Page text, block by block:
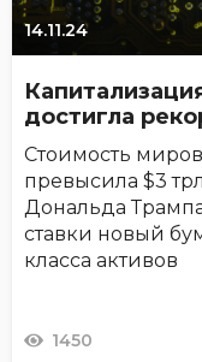
14.11.24
достигла
Стоимость
превысила $3
Дональда
ставки новый
класса активов
1450